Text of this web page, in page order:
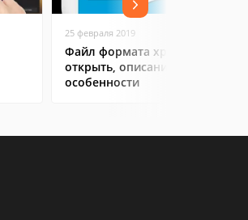
25 февраля 2019
Файл формата xps: чем
открыть, описание,
особенности